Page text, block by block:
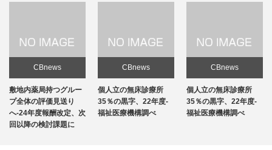
CBnews
敷地内薬局持つグルー
プ全体の評価見送り
へ-24年度報酬改定、次
回以降の検討課題に
CBnews
個人立の無床診療所
35％の黒字、22年度-
福祉医療機構調べ
CBnews
個人立の無床診療所
35％の黒字、22年度-
福祉医療機構調べ